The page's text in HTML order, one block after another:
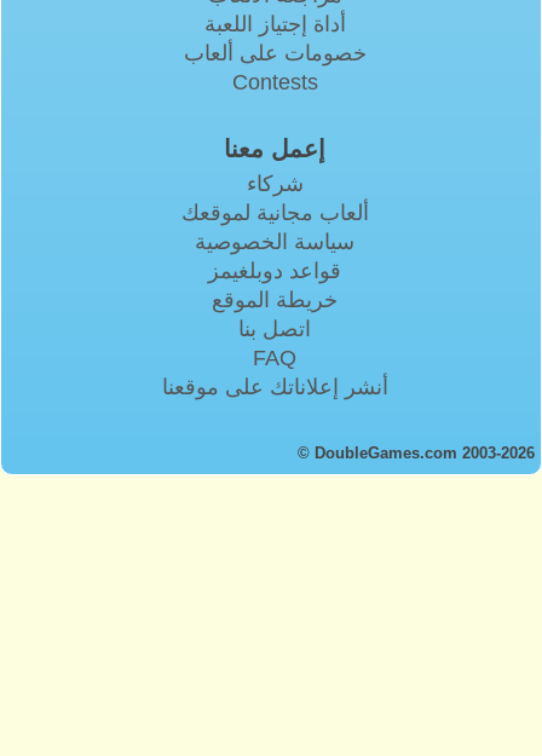
أداة إجتياز اللعبة
خصومات على ألعاب
Contests
إعمل معنا
شركاء
ألعاب مجانية لموقعك
سياسة الخصوصية
قواعد دوبلغيمز
خريطة الموقع
اتصل بنا
FAQ
أنشر إعلاناتك على موقعنا
© DoubleGames.com 2003-2026